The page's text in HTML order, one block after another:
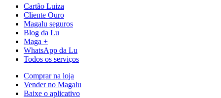
Cartão Luiza
Cliente Ouro
Magalu seguros
Blog da Lu
Maga +
WhatsApp da Lu
Todos os serviços
Comprar na loja
Vender no Magalu
Baixe o aplicativo